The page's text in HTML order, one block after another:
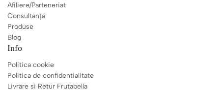
Afiliere/Parteneriat
Consultanță
Produse
Blog
Info
Politica cookie
Politica de confidentialitate
Livrare si Retur Frutabella